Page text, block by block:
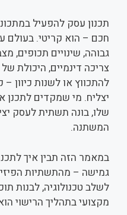
תכנון עסק להפעיל
חכם – הוא קריטי. בעולם
גבוהה, שינויים תכופים,
צריכה דינמיים, היכולת
להתכווץ או לשנות כיוון
יצליח. מי שמקדים
שלו, בונה תשתית לעסק
המשתנה.
במאמר הזה תבין איך
גמישה – מהתשתיות
לשלב טכנולוגיה, לבנות
מקצועי בתהליך הרישוי